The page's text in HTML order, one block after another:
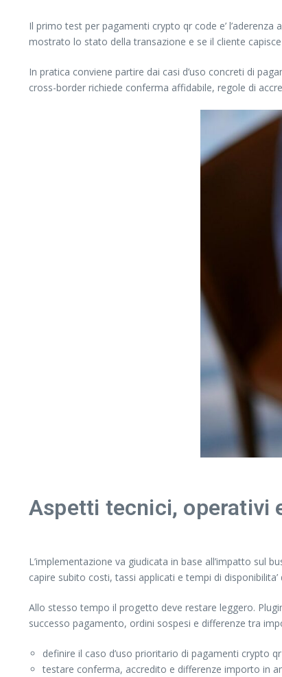
Il primo test per pagamenti crypto qr code e’
mostrato lo stato della transazione e se il cliente
In pratica conviene partire dai casi d’uso concreti di
cross-border richiede conferma affidabile, regole di
Aspetti tecnici, operativi
L’implementazione va giudicata in base all’impatto sul
capire subito costi, tassi applicati e tempi di disponibilita’
Allo stesso tempo il progetto deve restare leggero.
successo pagamento, ordini sospesi e differenze tra
definire il caso d’uso prioritario di pagamenti crypto
testare conferma, accredito e differenze importo in